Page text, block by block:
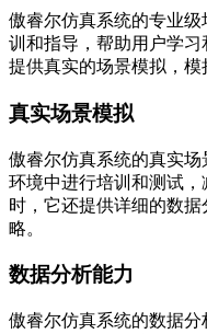
傲睿尔仿真系统的专业
训和指导，帮助用户学
提供真实的场景模拟，模
真实场景模拟
傲睿尔仿真系统的真实
环境中进行培训和测试
时，它还提供详细的数
略。
数据分析能力
傲睿尔仿真系统的数据